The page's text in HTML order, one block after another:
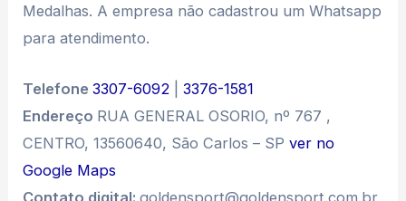
Medalhas. A empresa não cadastrou um Whatsapp
para atendimento.
Telefone3307-6092 |3376-1581
Endereço RUA GENERAL OSORIO, nº 767 ,
CENTRO, 13560640, São Carlos – SPver no
Google Maps